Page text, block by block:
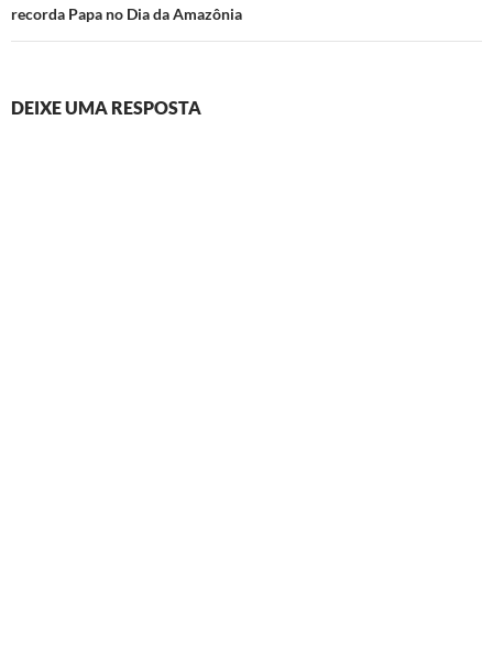
recorda Papa no Dia da Amazônia
DEIXE UMA RESPOSTA